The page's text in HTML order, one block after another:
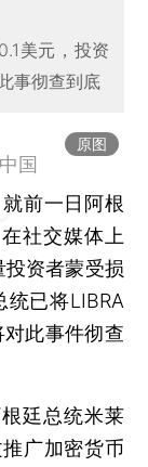
美元，投资
事彻查到底
原图
国
前一日阿根
社交媒体上
投资者蒙受损
已将LIBRA
此事件彻查
廷总统米莱
广加密货币